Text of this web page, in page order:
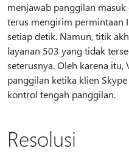
menjawab panggilan masuk
terus mengirim permintaan
setiap detik. Namun, titik
layanan 503 yang tidak
seterusnya. Oleh karena itu,
panggilan ketika klien
kontrol tengah panggilan.
Resolusi